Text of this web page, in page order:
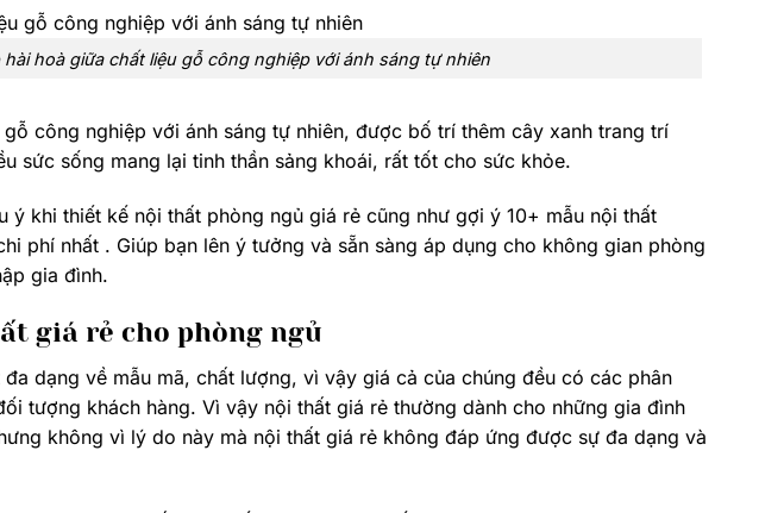
hoà giữa chất liệu gỗ công nghiệp với ánh sáng tự nhiên
công nghiệp với ánh sáng tự nhiên, được bố trí thêm cây xanh trang trí
sức sống mang lại tinh thần sảng khoái, rất tốt cho sức khỏe.
ý khi thiết kế nội thất phòng ngủ giá rẻ cũng như gợi ý 10+ mẫu nội thất
phí nhất . Giúp bạn lên ý tưởng và sẵn sàng áp dụng cho không gian phòng
gia đình.
giá rẻ cho phòng ngủ
dạng về mẫu mã, chất lượng, vì vậy giá cả của chúng đều có các phân
tượng khách hàng. Vì vậy nội thất giá rẻ thường dành cho những gia đình
không vì lý do này mà nội thất giá rẻ không đáp ứng được sự đa dạng và